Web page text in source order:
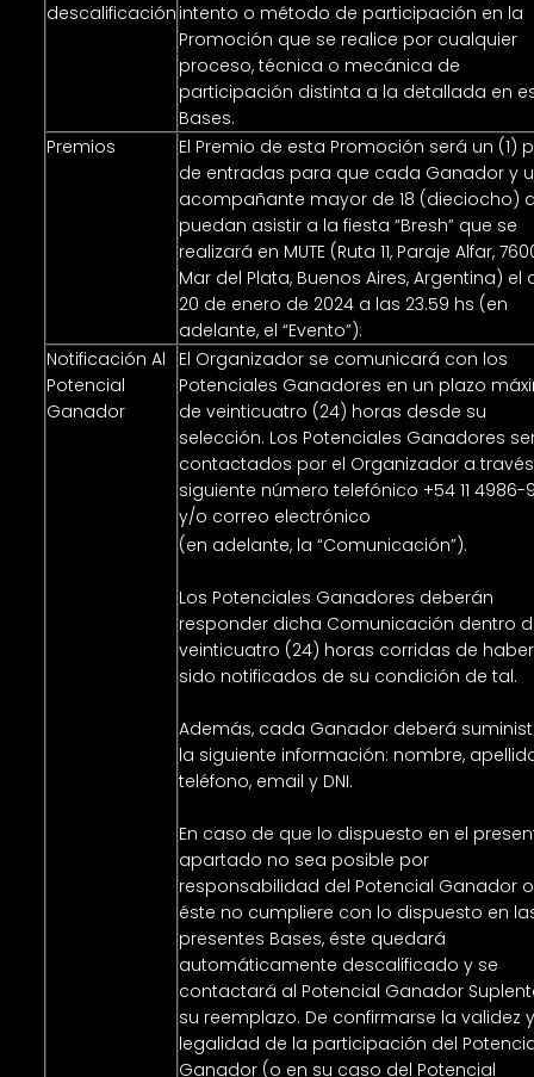
descalificación intento o método de participación en la
Promoción que se realice por cualquier
proceso, técnica o mecánica de
participación distinta a la detallada en
Bases.
Premios
El Premio de esta Promoción será un (1)
de entradas para que cada Ganador y
acompañante mayor de 18 (dieciocho)
puedan asistir a la fiesta “Bresh” que se
realizará en MUTE (Ruta 11, Paraje Alfar,
Mar del Plata, Buenos Aires, Argentina) el
20 de enero de 2024 a las 23.59 hs (en
adelante, el “Evento”):
Notificación Al
Potencial
Ganador
El Organizador se comunicará con los
Potenciales Ganadores en un plazo
de veinticuatro (24) horas desde su
selección. Los Potenciales Ganadores
contactados por el Organizador a
siguiente número telefónico +54 11 4986-
y/o correo electrónico
(en adelante, la “Comunicación”).
Los Potenciales Ganadores deberán
responder dicha Comunicación dentro
veinticuatro (24) horas corridas de haber
sido notificados de su condición de tal.
Además, cada Ganador deberá
la siguiente información: nombre,
teléfono, email y DNI.
En caso de que lo dispuesto en el
apartado no sea posible por
responsabilidad del Potencial Ganador o
éste no cumpliere con lo dispuesto en
presentes Bases, éste quedará
automáticamente descalificado y se
contactará al Potencial Ganador
su reemplazo. De confirmarse la validez
legalidad de la participación del
Ganador (o en su caso del Potencial